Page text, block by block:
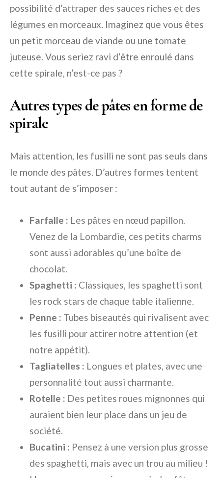
possibilité d’attraper des sauces riches et des
légumes en morceaux. Imaginez que vous êtes
un petit morceau de viande ou une tomate
juteuse. Vous seriez ravi d’être enroulé dans
cette spirale, n’est-ce pas ?
Autres types de pâtes en forme de
spirale
Mais attention, les fusilli ne sont pas seuls dans
le monde des pâtes. D’autres formes tentent
tout autant de s’imposer :
Farfalle : Les pâtes en nœud papillon.
Venez de la Lombardie, ces petits charms
sont aussi adorables qu’une boîte de
chocolat.
Spaghetti : Classiques, les spaghetti sont
les rock stars de chaque table italienne.
Penne : Tubes biseautés qui rivalisent avec
les fusilli pour attirer notre attention (et
notre appétit).
Tagliatelles : Longues et plates, avec une
personnalité tout aussi charmante.
Rotelle : Des petites roues mignonnes qui
auraient bien leur place dans un jeu de
société.
Bucatini : Pensez à une version plus grosse
des spaghetti, mais avec un trou au milieu !